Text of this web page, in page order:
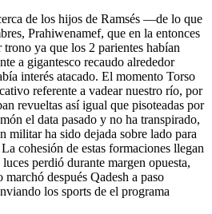
de los hijos de Ramsés —de lo que
Prahiwenamef, que en la entonces
ya que los 2 parientes habían
a gigantesco recaudo alrededor
interés atacado. El momento Torso
referente a vadear nuestro río, por
revueltas así­ igual que pisoteadas por
el data pasado y no ha transpirado,
militar ha sido dejada sobre lado para
cohesión de estas formaciones llegan
perdió durante margen opuesta,
después Qadesh a paso
los sports de el programa